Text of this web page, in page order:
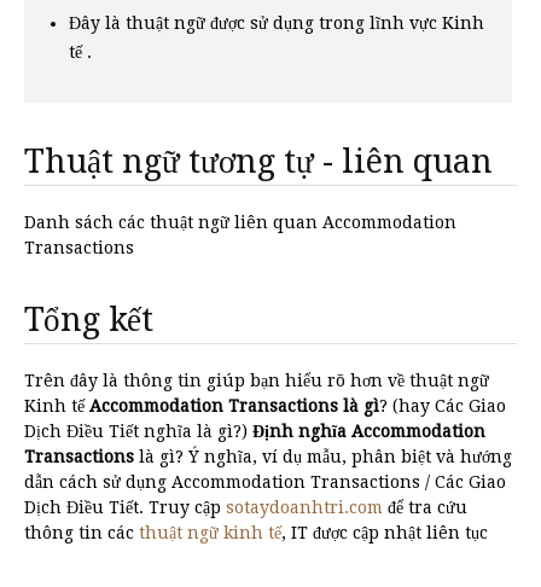
Đây là thuật ngữ được sử dụng trong lĩnh vực Kinh
tế .
Thuật ngữ tương tự - liên quan
Danh sách các thuật ngữ liên quan Accommodation
Transactions
Tổng kết
Trên đây là thông tin giúp bạn hiểu rõ hơn về thuật ngữ
Kinh tếAccommodation Transactions là gì? (hay Các Giao
Dịch Điều Tiết nghĩa là gì?) Định nghĩa Accommodation
Transactions là gì? Ý nghĩa, ví dụ mẫu, phân biệt và hướng
dẫn cách sử dụng Accommodation Transactions / Các Giao
Dịch Điều Tiết. Truy cập sotaydoanhtri.com để tra cứu
thông tin các thuật ngữ kinh tế, IT được cập nhật liên tục